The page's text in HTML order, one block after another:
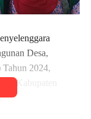
Desa,
2024,
Kabupaten